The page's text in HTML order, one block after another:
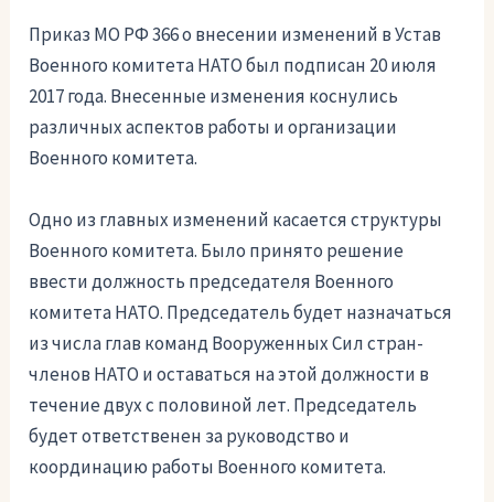
Приказ МО РФ 366 о внесении изменений в Устав
Военного комитета НАТО был подписан 20 июля
2017 года. Внесенные изменения коснулись
различных аспектов работы и организации
Военного комитета.
Одно из главных изменений касается структуры
Военного комитета. Было принято решение
ввести должность председателя Военного
комитета НАТО. Председатель будет назначаться
из числа глав команд Вооруженных Сил стран-
членов НАТО и оставаться на этой должности в
течение двух с половиной лет. Председатель
будет ответственен за руководство и
координацию работы Военного комитета.